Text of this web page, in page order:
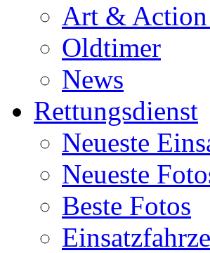
Art & Action
Oldtimer
News
Rettungsdienst
Neueste
Neueste
Beste Fotos